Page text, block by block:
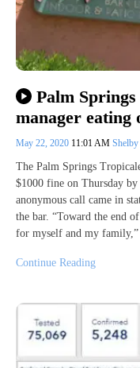
Palm
manager eating
May 22, 2020 11:01 AM
The Palm Springs
$1000 fine on Thursday
anonymous call came in
the bar. “Toward the end
for myself and my family,”
Continue Reading